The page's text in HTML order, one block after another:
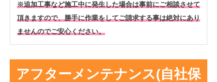
※追加工事など施工中に発生した場合は事前にご相談させて
頂きますので、勝手に作業をしてご請求する事は絶対にあり
ませんのでご安心ください。
アフターメンテナンス(自社保